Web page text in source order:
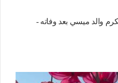
يكرم والد ميسي بعد وفاته -